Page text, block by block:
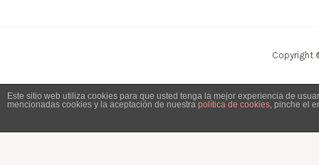
Copyright
Este sitio web utiliza cookies para que usted tenga la mejor experiencia de
mencionadas cookies y la aceptación de nuestra política de cookies , pinche el